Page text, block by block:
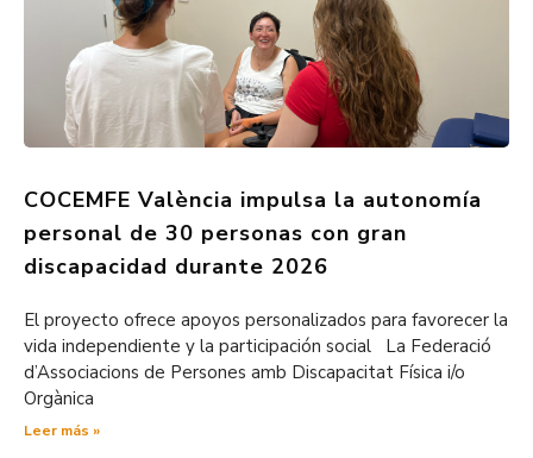
COCEMFE València impulsa la autonomía
personal de 30 personas con gran
discapacidad durante 2026
El proyecto ofrece apoyos personalizados para favorecer la
vida independiente y la participación social La Federació
d’Associacions de Persones amb Discapacitat Física i/o
Orgànica
Leer más »